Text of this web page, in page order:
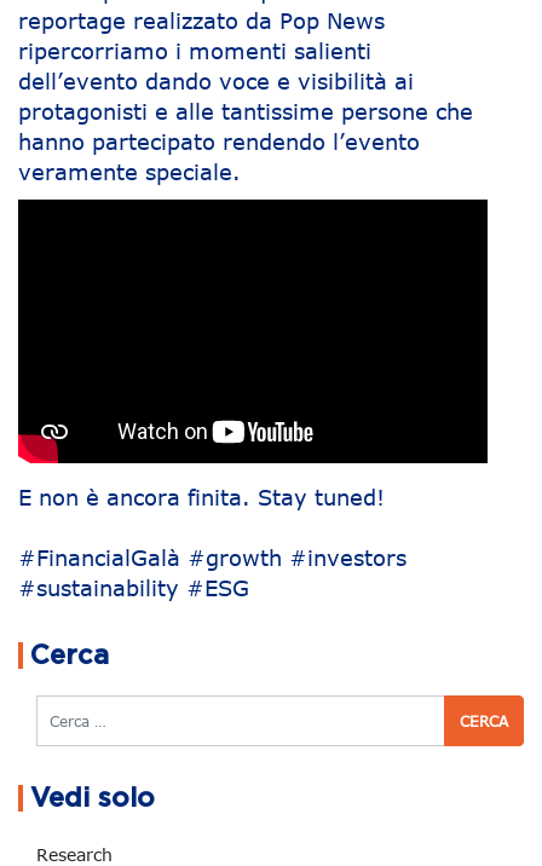
reportage realizzato da Pop News
ripercorriamo i momenti salienti
dell’evento dando voce e visibilità ai
protagonisti e alle tantissime persone che
hanno partecipato rendendo l’evento
veramente speciale.
E non è ancora finita. Stay tuned!
#FinancialGalà #growth #investors
#sustainability #ESG
Cerca
Cerca
Vedi solo
Research